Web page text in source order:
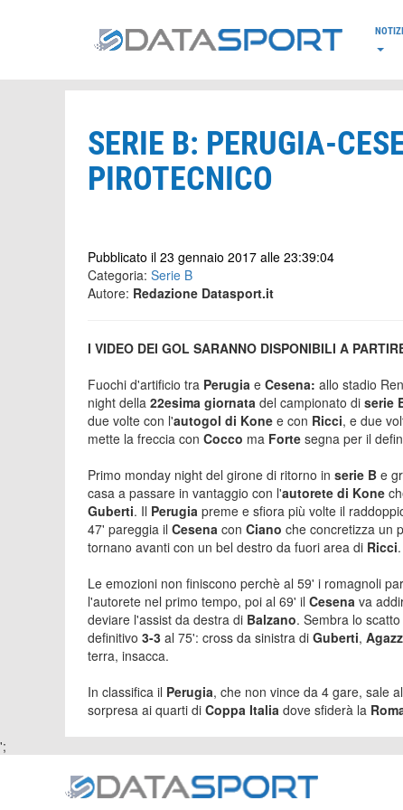
SERIE B: PERUGIA-
PIROTECNICO
Pubblicato il 23 gennaio 2017 alle 23:39:04
Categoria: Serie B
Autore: Redazione Datasport.it
I VIDEO DEI GOL SARANNO DISPONIBILI A
Fuochi d'artificio tra Perugia e Cesena: allo stadio
night della 22esima giornata del campionato di serie
due volte con l'autogol di Kone e con Ricci, e due
mette la freccia con Cocco ma Forte segna per il
Primo monday night del girone di ritorno in serie B e
casa a passare in vantaggio con l'autorete di Kone
Guberti. Il Perugia preme e sfiora più volte il
47' pareggia il Cesena con Ciano che concretizza un
tornano avanti con un bel destro da fuori area di Ricci.
Le emozioni non finiscono perchè al 59' i romagnoli
l'autorete nel primo tempo, poi al 69' il Cesena va
deviare l'assist da destra di Balzano. Sembra lo
definitivo 3-3 al 75': cross da sinistra di Guberti,
terra, insacca.
In classifica il Perugia, che non vince da 4 gare, sale
sorpresa ai quarti di Coppa Italia dove sfiderà la
';